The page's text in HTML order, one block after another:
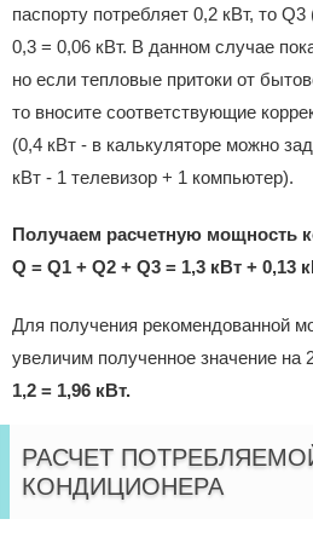
паспорту потребляет 0,2 кВт, то
0,3 = 0,06 кВт. В данном случае
но если тепловые притоки от
то вносите соответствующие
(0,4 кВт - в калькуляторе можно
кВт - 1 телевизор + 1 компьютер).
Получаем расчетную мощность
Q = Q1 + Q2 + Q3 = 1,3 кВт + 0,13
Для получения рекомендованной
увеличим полученное значение на
1,2 = 1,96 кВт.
РАСЧЕТ
КОНДИЦИОНЕРА